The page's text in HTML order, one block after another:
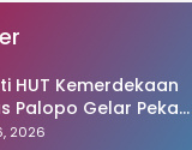
HUT Kemerdekaan
Palopo Gelar Pekan
untuk Warga
2026